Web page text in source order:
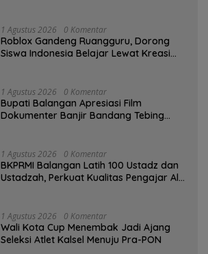
1 Agustus 2026 0 Komentar
Roblox Gandeng Ruangguru, Dorong
Siswa Indonesia Belajar Lewat Kreasi
1 Agustus 2026 0 Komentar
Bupati Balangan Apresiasi Film
Dokumenter Banjir Bandang Tebing
1 Agustus 2026 0 Komentar
BKPRMI Balangan Latih 100 Ustadz dan
Ustadzah, Perkuat Kualitas Pengajar Al-
1 Agustus 2026 0 Komentar
Wali Kota Cup Menembak Jadi Ajang
Seleksi Atlet Kalsel Menuju Pra-PON